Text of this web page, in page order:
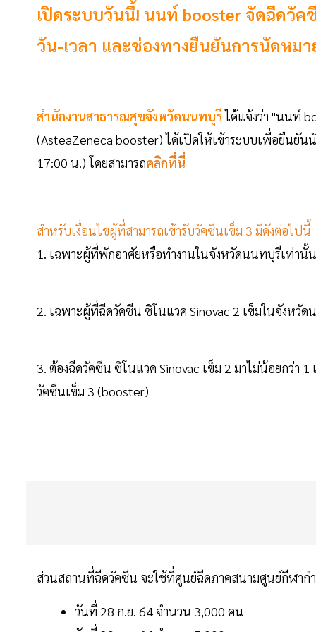
เปิดระบบวันนี้! นนท์ booster จัดฉีดวัค
วัน-เวลา และช่องทางยืนยันการนัดหมา
สำนักงานสาธารณสุขจังหวัดนนทบุรีได้แจ้งว่า "นนท์
(AsteaZeneca booster) ได้เปิดให้เข้าระบบเพื่อยืนยั
17:00 น.) โดยสามารถคลิกที่นี่
สำหรับเงื่อนไขผู้ที่สามารถเข้ารับวัคซีนเข็ม 3 มีดังต่อไปนี้
1. เฉพาะผู้ที่พักอาศัยหรือทำงานในจังหวัดนนทบุรีเท่านั้น
2. เฉพาะผู้ที่ฉีดวัคซีน ซิโนแวค Sinovac 2 เข็มในจังหวั
3. ต้องฉีดวัคซีน ซิโนแวค Sinovac เข็ม 2 มาไม่น้อยกว่า
วัคซีนเข็ม 3 (booster)
ส่วนสถานที่ฉีดวัคซีน จะใช้ที่ศูนย์ฉีดภาคสนามศูนย์กีฬาก
วันที่ 28 ก.ย. 64 จำนวน 3,000 คน